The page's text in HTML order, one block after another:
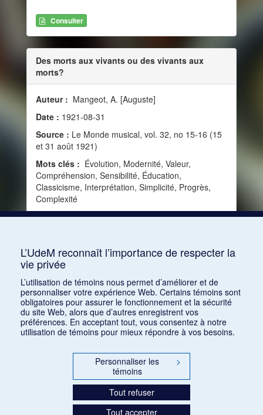
Consulter
Des morts aux vivants ou des vivants aux
morts?
Auteur : Mangeot, A. [Auguste]
Date : 1921-08-31
Source : Le Monde musical, vol. 32, no 15-16 (15
et 31 août 1921)
Mots clés : Évolution, Modernité, Valeur,
Compréhension, Sensibilité, Éducation,
Classicisme, Interprétation, Simplicité, Progrès,
Complexité
1 2 3 4 5 … 14
L’UdeM reconnaît l’importance de respecter la
vie privée
L’utilisation de témoins nous permet d’améliorer et de
personnaliser votre expérience Web. Certains témoins sont
obligatoires pour assurer le fonctionnement et la sécurité
du site Web, alors que d’autres enregistrent vos
préférences. En acceptant tout, vous consentez à notre
utilisation de témoins pour mieux répondre à vos besoins.
Personnaliser les
témoins
>
Tout refuser
Tout accepter